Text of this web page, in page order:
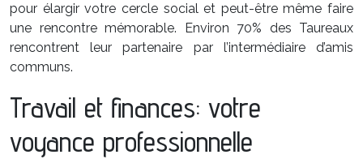
pour élargir votre cercle social et peut-être même faire
une rencontre mémorable. Environ 70% des Taureaux
rencontrent leur partenaire par l’intermédiaire d’amis
communs.
Travail et finances: votre
voyance professionnelle